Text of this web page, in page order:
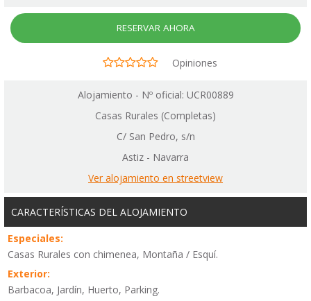
RESERVAR AHORA
Opiniones
Alojamiento - Nº oficial: UCR00889
Casas Rurales (Completas)
C/ San Pedro, s/n
Astiz - Navarra
Ver alojamiento en streetview
CARACTERÍSTICAS DEL ALOJAMIENTO
Especiales:
Casas Rurales con chimenea, Montaña / Esquí.
Exterior:
Barbacoa, Jardín, Huerto, Parking.